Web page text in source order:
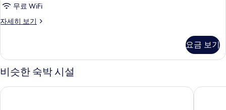
무료 WiFi
자세히 보기
객
히
보
기
요금 보기
비슷한 숙박 시설
호텔 리도 메디테라니 호텔 아